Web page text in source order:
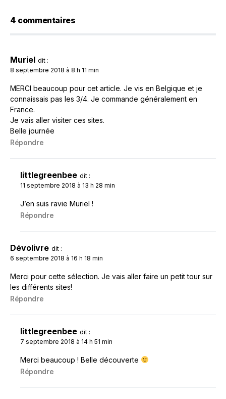
4 commentaires
Muriel dit :
8 septembre 2018 à 8 h 11 min
MERCI beaucoup pour cet article. Je vis en Belgique et je
connaissais pas les 3/4. Je commande généralement en
France.
Je vais aller visiter ces sites.
Belle journée
Répondre
littlegreenbee dit :
11 septembre 2018 à 13 h 28 min
J’en suis ravie Muriel !
Répondre
Dévolivre dit :
6 septembre 2018 à 16 h 18 min
Merci pour cette sélection. Je vais aller faire un petit tour sur
les différents sites!
Répondre
littlegreenbee dit :
7 septembre 2018 à 14 h 51 min
Merci beaucoup ! Belle découverte
Répondre